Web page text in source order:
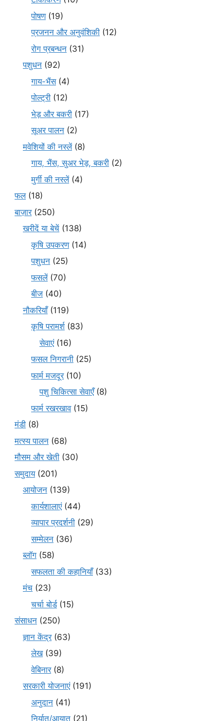
पोषण(19)
प्रजनन और अनुवंशिकी (12)
रोग प्रबन्धन (31)
पशुधन (92)
गाय-भैंस(4)
पोल्ट्री (12)
भेड़ और बकरी (17)
सूअर पालन (2)
मवेशियों की नस्लें(8)
गाय, भैंस, सुअर भेड़, बकरी (2)
मुर्गी की नस्लें(4)
फल(18)
बाज़ार(250)
खरीदें या बेचें (138)
कृषि उपकरण(14)
पशुधन (25)
फसलें(70)
बीज (40)
नौकरियाँ(119)
कृषि परामर्श(83)
सेवाएं(16)
फसल निगरानी (25)
फार्म मजदूर(10)
पशु चिकित्सा सेवाएँ(8)
फार्म रखरखाव(15)
मंडी (8)
मत्स्य पालन (68)
मौसम और खेती (30)
समुदाय(201)
आयोजन (139)
कार्यशालाएं(44)
व्यापार प्रदर्शनी (29)
सम्मेलन (36)
ब्लॉग (58)
सफलता की कहानियाँ(33)
मंच (23)
चर्चा बोर्ड(15)
संसाधन (250)
ज्ञान केंद्र(63)
लेख(39)
वेबिनार(8)
सरकारी योजनाएं(191)
अनुदान (41)
निर्यात/आयात (21)